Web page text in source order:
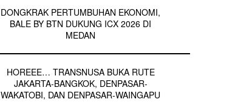
DONGKRAK PERTUMBUHAN EKONOMI,
BALE BY BTN DUKUNG ICX 2026 DI
MEDAN
HOREEE… TRANSNUSA BUKA RUTE
JAKARTA-BANGKOK, DENPASAR-
WAKATOBI, DAN DENPASAR-WAINGAPU